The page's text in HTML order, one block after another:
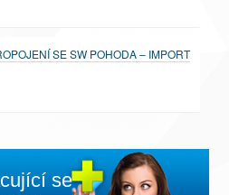
SE SW POHODA – IMPORT
se